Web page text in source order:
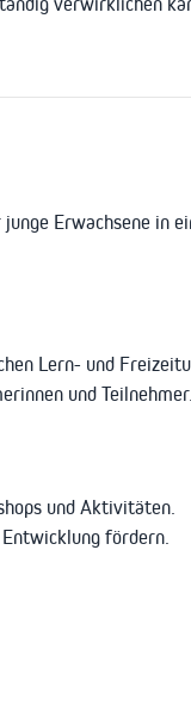
Erwachsene in
Lern- und
und Teilnehmer.
und Aktivitäten.
fördern.